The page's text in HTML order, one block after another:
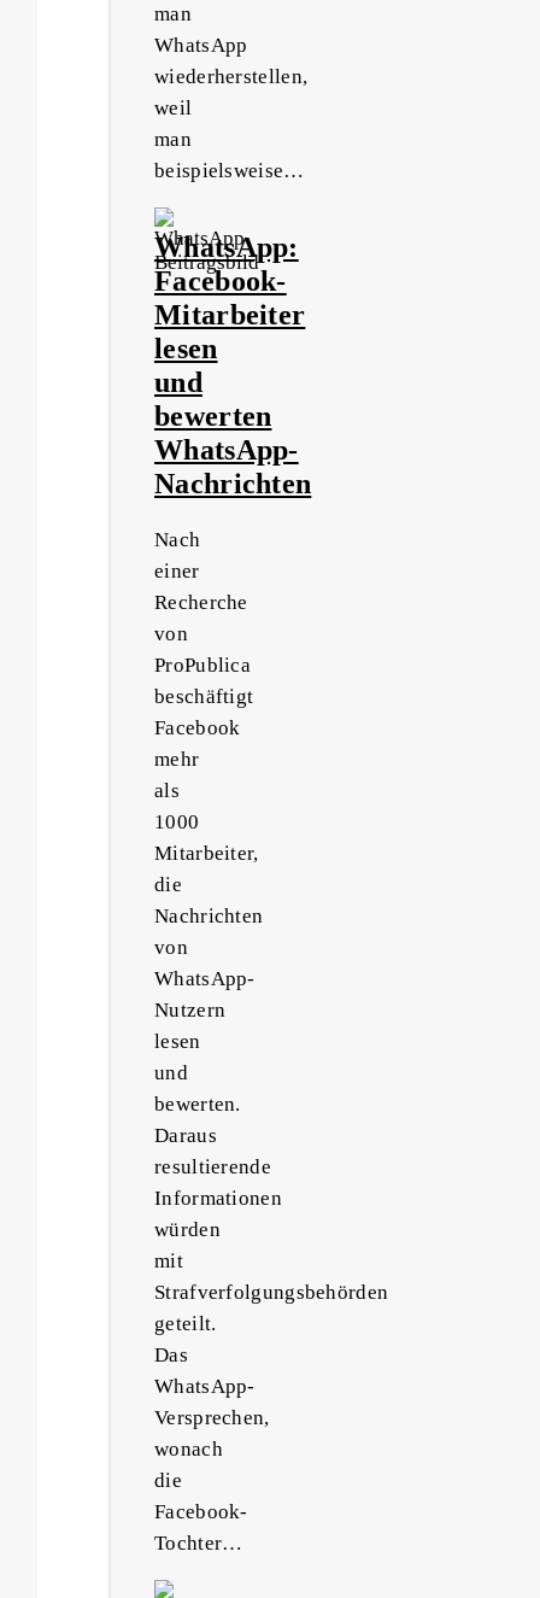
man
WhatsApp
wiederherstellen,
weil
man
beispielsweise…
WhatsApp:
Facebook-
Mitarbeiter
lesen
und
bewerten
WhatsApp-
Nachrichten
Nach
einer
Recherche
von
ProPublica
beschäftigt
Facebook
mehr
als
1000
Mitarbeiter,
die
Nachrichten
von
WhatsApp-
Nutzern
lesen
und
bewerten.
Daraus
resultierende
Informationen
würden
mit
Strafverfolgungsbehörden
geteilt.
Das
WhatsApp-
Versprechen,
wonach
die
Facebook-
Tochter…